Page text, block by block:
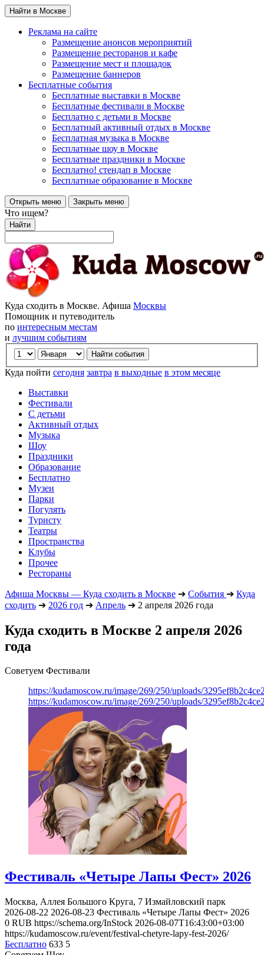
Найти в Москве
Реклама на сайте
Размещение анонсов мероприятий
Размещение ресторанов и кафе
Размещение мест и площадок
Размещение баннеров
Бесплатные события
Бесплатные выставки в Москве
Бесплатные фестивали в Москве
Бесплатно с детьми в Москве
Бесплатный активный отдых в Москве
Бесплатная музыка в Москве
Бесплатные шоу в Москве
Бесплатные праздники в Москве
Бесплатно! стендап в Москве
Бесплатные образование в Москве
Открыть меню Закрыть меню
Что ищем?
Найти
Куда сходить в Москве. Афиша Москвы
Помощник и путеводитель
по интересным местам
и лучшим событиям
Куда пойти сегодня завтра в выходные в этом месяце
Выставки
Фестивали
С детьми
Активный отдых
Музыка
Шоу
Праздники
Образование
Бесплатно
Музеи
Парки
Погулять
Туристу
Театры
Пространства
Клубы
Прочее
Рестораны
Афиша Москвы — Куда сходить в Москве ➔ События ➔ Куда
сходить ➔ 2026 год ➔ Апрель ➔ 2 апреля 2026 года
Куда сходить в Москве 2 апреля 2026
года
Советуем Фестивали
https://kudamoscow.ru/image/269/250/uploads/
https://kudamoscow.ru/image/269/250/uploads/
Фестиваль «Четыре Лапы Фест» 2026
Москва, Аллея Большого Круга, 7 Измайловский парк
2026-08-22 2026-08-23 Фестиваль «Четыре Лапы Фест» 2026
0 RUB https://schema.org/InStock 2026-08-07T16:43:00+03:00
https://kudamoscow.ru/event/festival-chetyre-lapy-fest-2026/
Бесплатно 633 5